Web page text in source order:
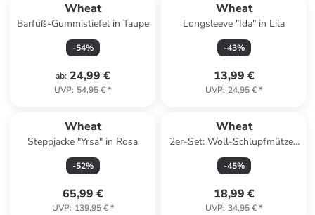
Wheat
Barfuß-Gummistiefel in Taupe
-54%
ab: 24,99 €
UVP: 54,95 €*
Wheat
Longsleeve "Ida" in Lila
-43%
13,99 €
UVP: 24,95 €*
Wheat
Steppjacke "Yrsa" in Rosa
-52%
65,99 €
UVP: 139,95 €*
Wheat
2er-Set: Woll-Schlupfmützen
''Felix'' in Beige/ Rosa
-45%
18,99 €
UVP: 34,95 €*